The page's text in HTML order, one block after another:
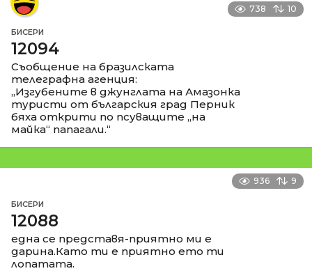
738 10
БИСЕРИ
12094
Съобщение на бразилската
телеграфна агенция:
„Изгубените в джунглата на Амазонка
туристи от българския град Перник
бяха открити по псуващите „на
майка“ папагали.“
936 9
БИСЕРИ
12088
една се представя-приятно ми е
дарина.Като ти е приятно ето ти
лопатата.